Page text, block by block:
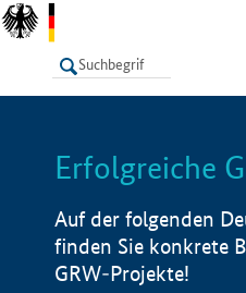
LISTE
Erfolgreiche
Auf der folgenden
finden Sie konkrete
GRW-Projekte!